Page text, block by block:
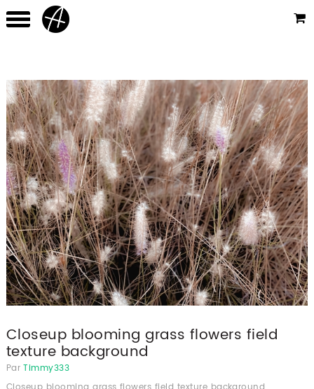
Closeup blooming grass flowers field
texture background
Par Timmy333